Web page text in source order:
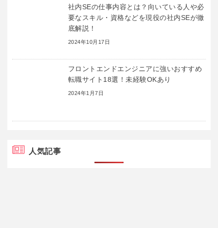
社内SEの仕事内容とは？向いている人や必
要なスキル・資格などを現役の社内SEが徹
底解説！
2024年10月17日
フロントエンドエンジニアに強いおすすめ
転職サイト18選！未経験OKあり
2024年1月7日
人気記事